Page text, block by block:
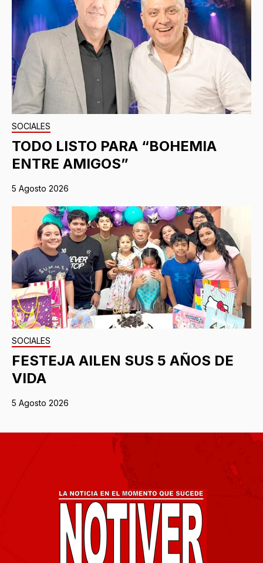
SOCIALES
TODO LISTO PARA “BOHEMIA
ENTRE AMIGOS”
5 Agosto 2026
SOCIALES
FESTEJA AILEN SUS 5 AÑOS DE
VIDA
5 Agosto 2026